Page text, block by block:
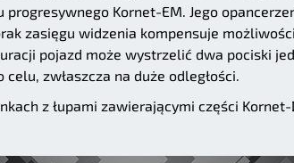
progresywnego Kornet-EM. Jego
zasięgu widzenia kompensuje
pojazd może wystrzelić dwa pociski
zwłaszcza na duże odległości.
z łupami zawierającymi części Kornet-